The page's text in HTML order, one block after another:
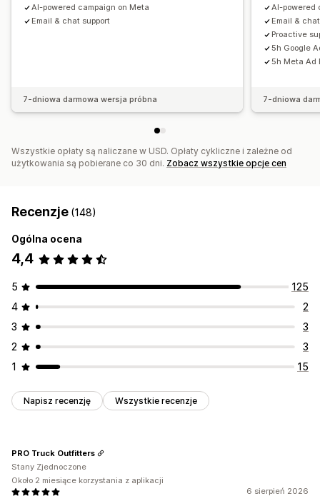
Filmy z produktami dostępnymi do zakupu
Reklamy wideo
Zarządzanie sklepem
Współczynniki klikalności Śledzenie konwersji
Analiza demograficzna
Liczba wyświetleń
Atrybucja UTM Źródło ruchu
AI-powered campaign on Meta
Email & chat support
7-dniowa darmowa wersja próbna
AI-powered
Email &
Proactive
5h Google
5h Meta Ad
7-dniowa
Wszystkie opłaty są naliczane w USD. Opłaty cykliczne i zależne od
użytkowania są pobierane co 30 dni. Zobacz wszystkie opcje cen
Recenzje (148)
Ogólna ocena
4,4
5
125
4
2
3
3
2
3
1
15
Napisz recenzję Wszystkie recenzje
6 sierpień 2026
PRO Truck Outfitters
Stany Zjednoczone
Około 2 miesiące korzystania z aplikacji